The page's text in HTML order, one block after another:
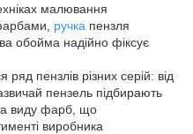
малювання
ручка пензля
обойма надійно фіксує
пензлів різних серій: від
пензель підбирають
виду фарб, що
виробника